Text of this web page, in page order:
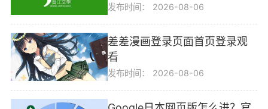
发布时间： 2026-08-06
差差漫画登录页面首页登录观
看
发布时间： 2026-08-06